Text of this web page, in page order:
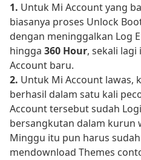
1. Untuk Mi Account yang
biasanya proses Unlock
dengan meninggalkan Log
hingga 360 Hour, sekali
Account baru.
2. Untuk Mi Account lawas,
berhasil dalam satu kali
Account tersebut sudah
bersangkutan dalam kurun
Minggu itu pun harus
mendownload Themes